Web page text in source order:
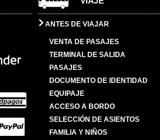
ANTES DE VIAJAR
VENTA DE PASAJES
TERMINAL DE SALIDA
PASAJES
DOCUMENTO DE IDENTIDAD
EQUIPAJE
ACCESO A BORDO
SELECCIÓN DE ASIENTOS
FAMILIA Y NIÑOS